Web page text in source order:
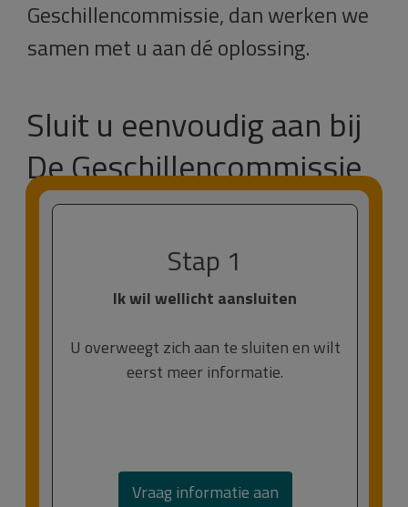
Geschillencommissie, dan werken we
samen met u aan dé oplossing.
Sluit u eenvoudig aan bij
De Geschillencommissie
Stap 1
Ik wil wellicht aansluiten
U overweegt zich aan te sluiten en wilt
eerst meer informatie.
Vraag informatie aan